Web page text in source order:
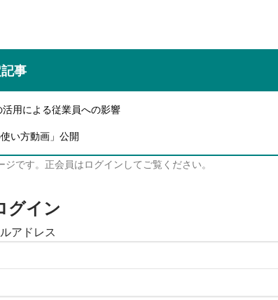
事
活用による従業員への影響
い方動画」公開
です。正会員はログインしてご覧ください。
グイン
アドレス